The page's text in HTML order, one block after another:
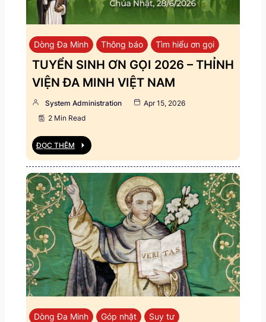
Dòng Đa Minh Thông báo Tìm hiểu ơn gọi
TUYỂN SINH ƠN GỌI 2026 – THỈNH
VIỆN ĐA MINH VIỆT NAM
System Administration
Apr 15, 2026
2 Min Read
ĐỌC THÊM
Dòng Đa Minh Góp nhặt Suy tư